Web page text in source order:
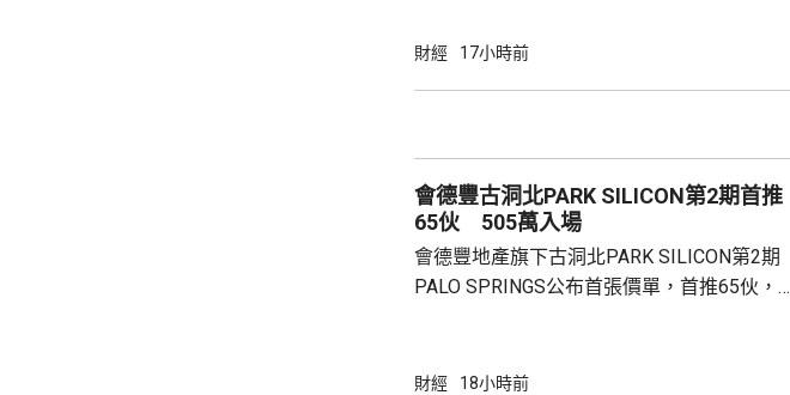
800家。 免去向Yum! Brands支付3%的特許經
財經 17小時前
會德豐古洞北PARK SILICON第2期首推
65伙 505萬入場
會德豐地產旗下古洞北PARK SILICON第2期
PALO SPRINGS公布首張價單，首推65伙，扣
實均呎17671元。項目明日開放示範單位予公
財經 18小時前